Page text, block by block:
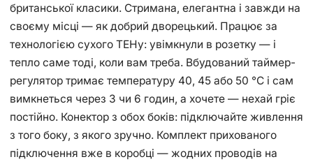
британської класики. Стримана, елегантна і завжди на
своєму місці — як добрий дворецький. Працює за
технологією сухого ТЕНу: увімкнули в розетку — і
тепло саме тоді, коли вам треба. Вбудований таймер-
регулятор тримає температуру 40, 45 або 50 °С і сам
вимкнеться через 3 чи 6 годин, а хочете — нехай гріє
постійно. Конектор з обох боків: підключайте живлення
з того боку, з якого зручно. Комплект прихованого
підключення вже в коробці — жодних проводів на